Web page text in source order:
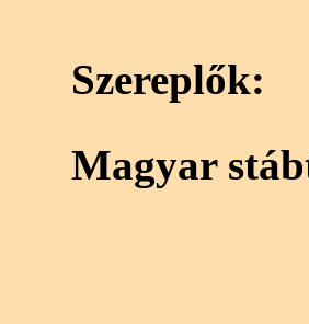
Szereplők:
Magyar